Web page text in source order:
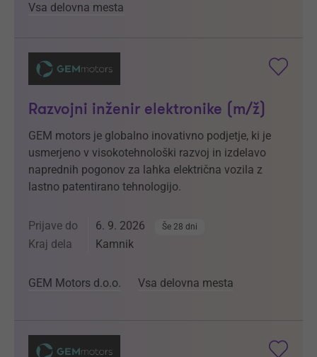
Vsa delovna mesta
Razvojni inženir elektronike (m/ž)
GEM motors je globalno inovativno podjetje, ki je
usmerjeno v visokotehnološki razvoj in izdelavo
naprednih pogonov za lahka električna vozila z
lastno patentirano tehnologijo.
Prijave do 6. 9. 2026 Še 28 dni
Kraj dela Kamnik
GEM Motors d.o.o. Vsa delovna mesta